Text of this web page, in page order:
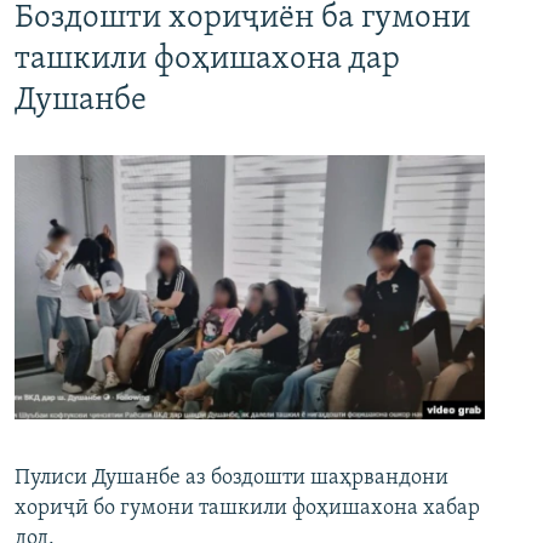
Боздошти хориҷиён ба гумони
ташкили фоҳишахона дар
Душанбе
Пулиси Душанбе аз боздошти шаҳрвандони
хориҷӣ бо гумони ташкили фоҳишахона хабар